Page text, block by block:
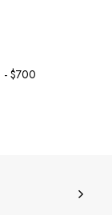
$700